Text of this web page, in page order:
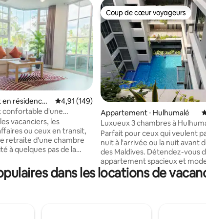
de 33 commentaires : 4,91 sur 5
résidence ⋅
Évaluation moyenne sur la base de 149
4,91 (149)
d'une
la plage - vue partielle
vacanciers, les
ou ceux en transit,
retraite d'une chambre
à quelques pas de la
dans un espace spacieux
pour la détente.
Coup de cœur voyageurs
Coup de cœur voyageurs
Appartement ⋅ Hulhumalé
Luxueux 3 chambres à
Parfait pour ceux qui veulent
nuit à l'arrivée ou la nuit avant
des Maldives. Détendez-vous dans cet
appartement spacieux et
pouvant accueillir jusqu'à 6
(idéalement 2 adultes et 4
bains privatives. Climatisé et
dans les locations de